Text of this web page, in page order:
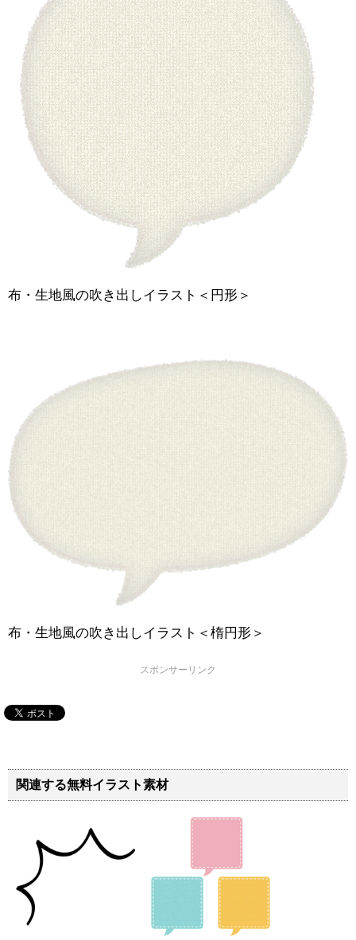
布・生地風の吹き出しイラスト＜円形＞
布・生地風の吹き出しイラスト＜楕円形＞
スポンサーリンク
関連する無料イラスト素材